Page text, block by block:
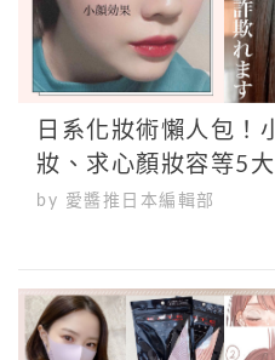
日系化妝術懶人包！
妝、求心顏妝容等5
by 愛醬推日本編輯部